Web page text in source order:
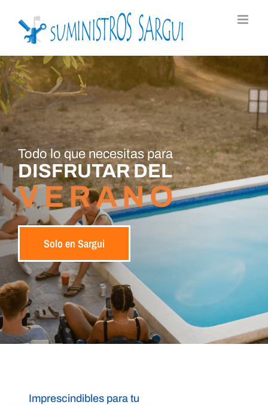
content
Todo lo que necesitas para
DISFRUTAR DEL
VERANO
Solo en Sargui
Imprescindibles para tu